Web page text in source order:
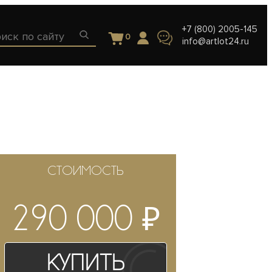
0
+7 (800) 2005-145
info@artlot24.ru
СТОИМОСТЬ
290 000 ₽
Купить